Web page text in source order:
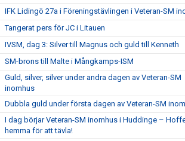
IFK Lidingö 27a i Föreningstävlingen i Veteran-SM
Tangerat pers för JC i Litauen
IVSM, dag 3: Silver till Magnus och guld till Kenneth
SM-brons till Malte i Mångkamps-ISM
Guld, silver, silver under andra dagen av Veteran-SM
inomhus
Dubbla guld under första dagen av Veteran-SM
I dag börjar Veteran-SM inomhus i Huddinge –
hemma för att tävla!